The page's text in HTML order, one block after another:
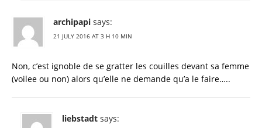
archipapi says:
21 JULY 2016 AT 3 H 10 MIN
Non, c’est ignoble de se gratter les couilles devant sa femme
(voilee ou non) alors qu’elle ne demande qu’a le faire…..
liebstadt says: